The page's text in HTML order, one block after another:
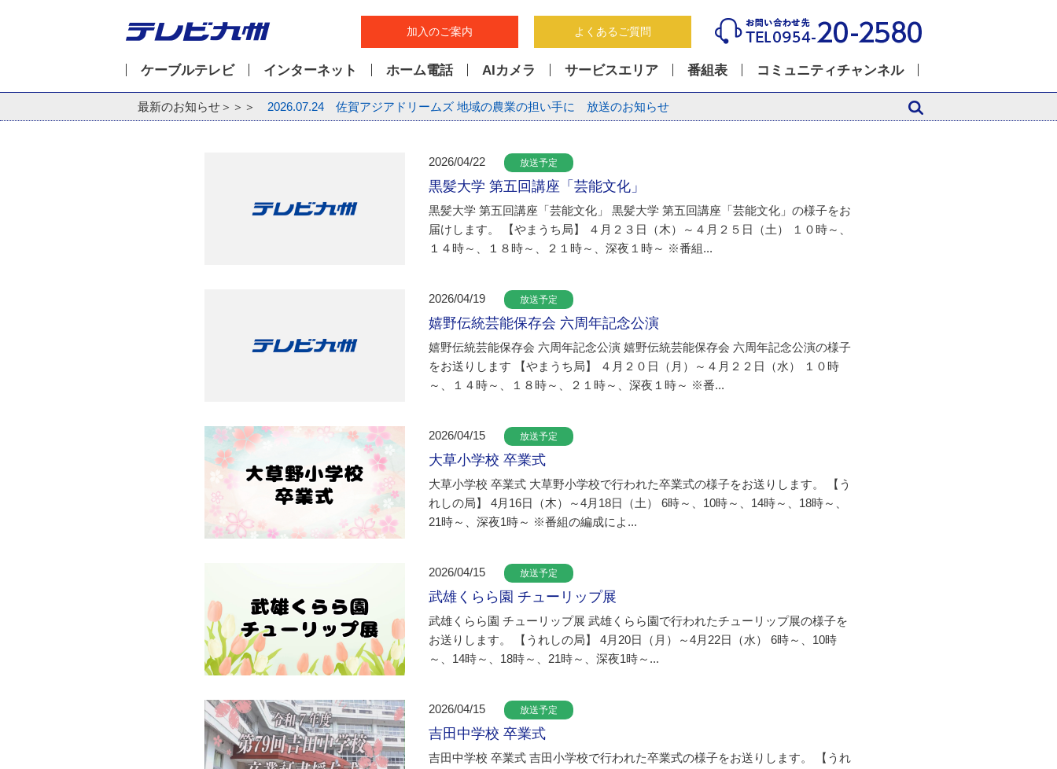
加入のご案内 よくあるご質問
ケーブルテレビ インターネット ホーム電話 AIカメラ サービスエリア 番組表 コミュニティチャンネル
最新のお知らせ＞＞＞ 2026.07.24 佐賀アジアドリームズ 地域の農業の担い手に 放送のお知らせ
2026/04/22 放送予定
黒髪大学 第五回講座「芸能文化」
黒髪大学 第五回講座「芸能文化」 黒髪大学 第五回講座「芸能文化」の様子をお
届けします。 【やまうち局】 ４月２３日（木）～４月２５日（土） １０時～、
１４時～、１８時～、２１時～、深夜１時～ ※番組...
2026/04/19 放送予定
嬉野伝統芸能保存会 六周年記念公演
嬉野伝統芸能保存会 六周年記念公演 嬉野伝統芸能保存会 六周年記念公演の様子
をお送りします 【やまうち局】 ４月２０日（月）～４月２２日（水） １０時
～、１４時～、１８時～、２１時～、深夜１時～ ※番...
2026/04/15 放送予定
大草小学校 卒業式
大草小学校 卒業式 大草野小学校で行われた卒業式の様子をお送りします。 【う
れしの局】 4月16日（木）～4月18日（土） 6時～、10時～、14時～、18時～、
21時～、深夜1時～ ※番組の編成によ...
2026/04/15 放送予定
武雄くらら園 チューリップ展
武雄くらら園 チューリップ展 武雄くらら園で行われたチューリップ展の様子を
お送りします。 【うれしの局】 4月20日（月）～4月22日（水） 6時～、10時
～、14時～、18時～、21時～、深夜1時～...
2026/04/15 放送予定
吉田中学校 卒業式
吉田中学校 卒業式 吉田小学校で行われた卒業式の様子をお送りします。 【うれ